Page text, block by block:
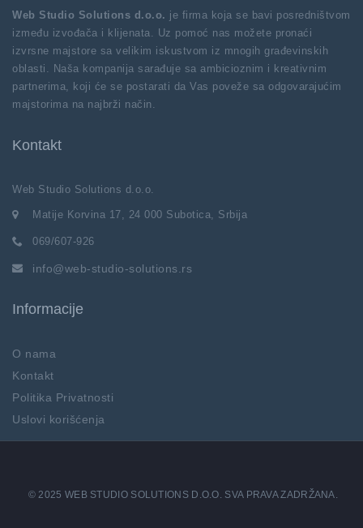
Web Studio Solutions d.o.o. je firma koja se bavi posredništvom
između izvođača i klijenata. Uz pomoć nas možete pronaći
izvrsne majstore sa velikim iskustvom iz mnogih građevinskih
oblasti. Naša kompanija sarađuje sa ambicioznim i kreativnim
partnerima, koji će se postarati da Vas poveže sa odgovarajućim
majstorima na najbrži način.
Kontakt
Web Studio Solutions d.o.o.
Matije Korvina 17, 24 000 Subotica, Srbija
069/607-926
info@web-studio-solutions.rs
Informacije
O nama
Kontakt
Politika Privatnosti
Uslovi korišćenja
© 2025 WEB STUDIO SOLUTIONS D.O.O. SVA PRAVA ZADRŽANA.